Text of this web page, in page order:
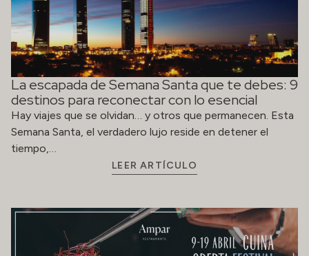
La escapada de Semana Santa que te debes: 9
destinos para reconectar con lo esencial
Hay viajes que se olvidan… y otros que permanecen. Esta
Semana Santa, el verdadero lujo reside en detener el
tiempo,…
LEER ARTÍCULO